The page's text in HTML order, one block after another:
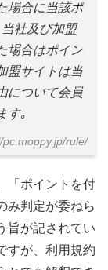
場合に当該ポ
社及び加盟
場合はポイン
盟サイトは当
について会員
す｡
pc.moppy.jp/rule/
「ポイントを付
み判定が委ねら
旨が記されてい
すが、利用規約